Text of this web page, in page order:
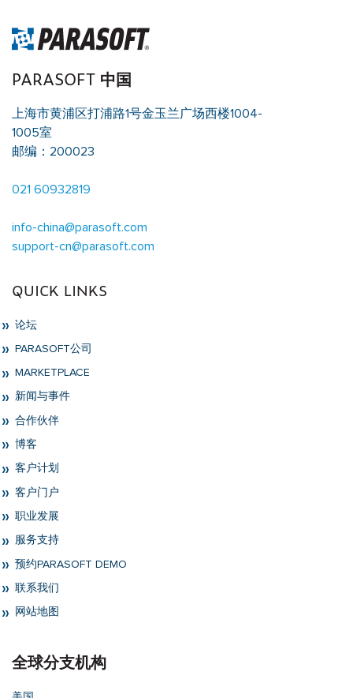
PARASOFT 中国
上海市黄浦区打浦路1号金玉兰广场西楼1004-
1005室
邮编：200023
021 60932819
info-china@parasoft.com
support-cn@parasoft.com
QUICK LINKS
论坛
PARASOFT公司
MARKETPLACE
新闻与事件
合作伙伴
博客
客户计划
客户门户
职业发展
服务支持
预约PARASOFT DEMO
联系我们
网站地图
全球分支机构